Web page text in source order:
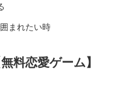
まれたい時
料恋愛ゲーム】